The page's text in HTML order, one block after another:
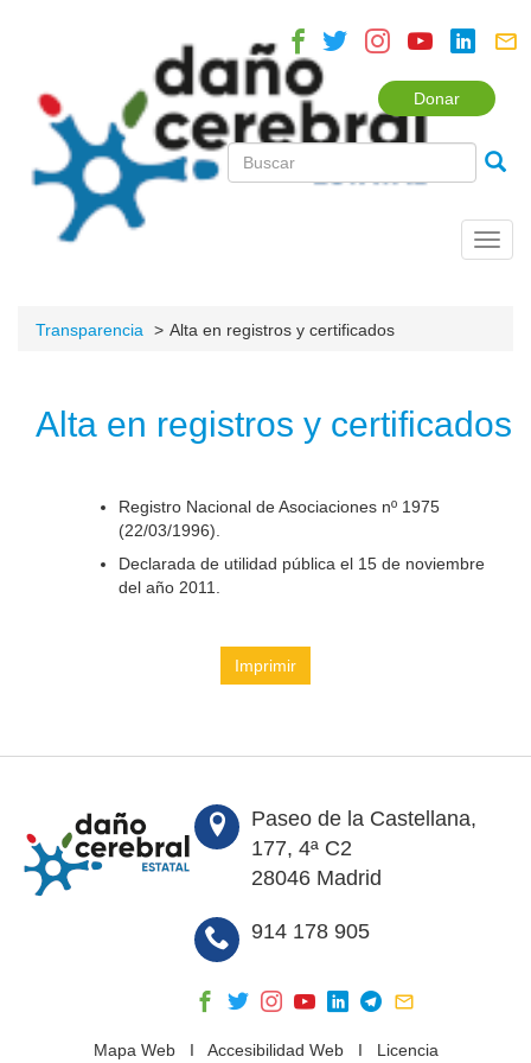
Donar
Transparencia Alta en registros y certificados
Alta en registros y certificados
Registro Nacional de Asociaciones nº 1975
(22/03/1996).
Declarada de utilidad pública el 15 de noviembre
del año 2011.
Imprimir
Paseo de la Castellana,
177, 4ª C2
28046 Madrid
914 178 905
Mapa WebI Accesibilidad WebI Licencia